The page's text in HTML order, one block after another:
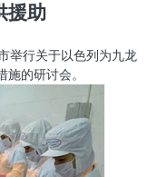
援助
举行关于以色列为九龙
的研讨会。